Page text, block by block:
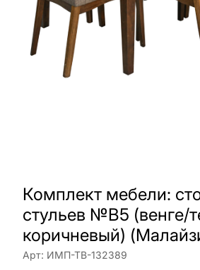
Комплект мебели:
стульев №B5 (венге/
коричневый)
Арт: ИМП-ТВ-132389